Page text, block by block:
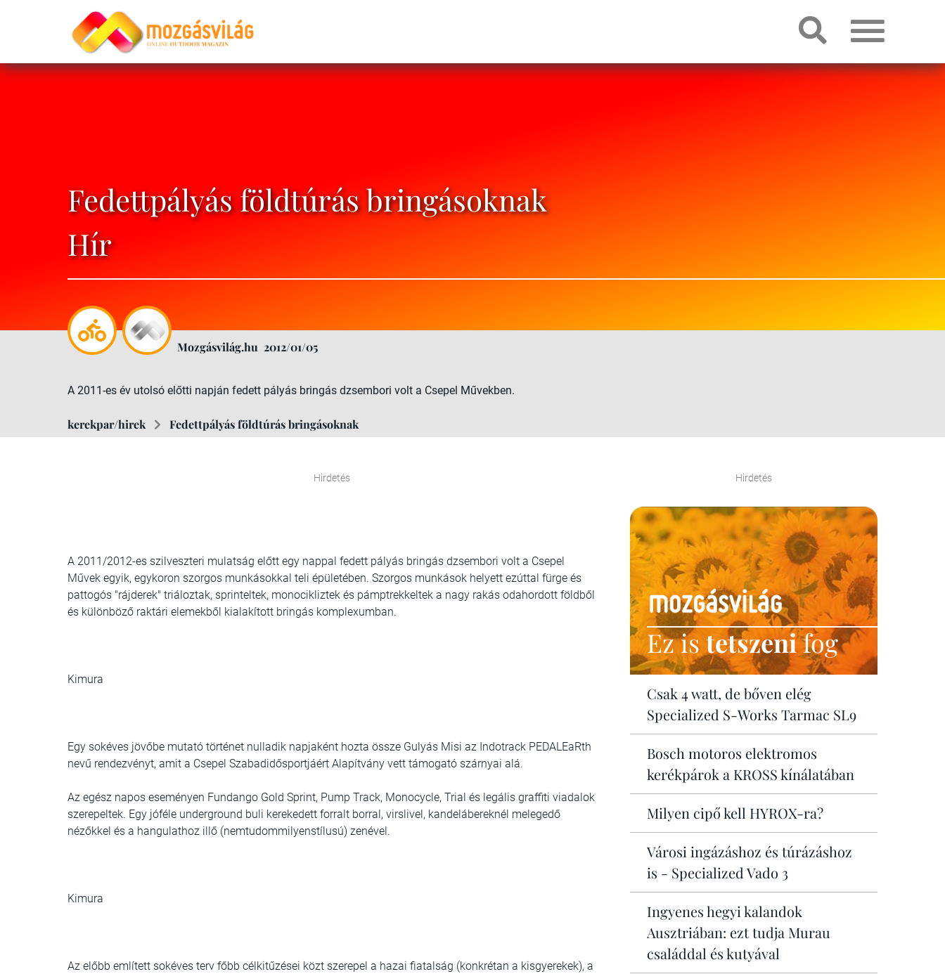
Fedettpályás földtúrás bringásoknak
Hír
Mozgásvilág.hu 2012/01/05
A 2011-es év utolsó előtti napján fedett pályás bringás dzsembori volt a Csepel Művekben.
kerekpar/hirek Fedettpályás földtúrás bringásoknak
Hirdetés
A 2011/2012-es szilveszteri mulatság előtt egy nappal fedett pályás bringás dzsembori volt a Csepel
Művek egyik, egykoron szorgos munkásokkal teli épületében. Szorgos munkások helyett ezúttal fürge és
pattogós "rájderek" triáloztak, sprinteltek, monocikliztek és pámptrekkeltek a nagy rakás odahordott földből
és különböző raktári elemekből kialakított bringás komplexumban.
Kimura
Egy sokéves jövőbe mutató történet nulladik napjaként hozta össze Gulyás Misi az Indotrack PEDALEaRth
nevű rendezvényt, amit a Csepel Szabadidősportjáért Alapítvány vett támogató szárnyai alá.
Az egész napos eseményen Fundango Gold Sprint, Pump Track, Monocycle, Trial és legális graffiti viadalok
szerepeltek. Egy jóféle underground buli kerekedett forralt borral, virslivel, kandelábereknél melegedő
nézőkkel és a hangulathoz illő (nemtudommilyenstílusú) zenével.
Kimura
Az előbb említett sokéves terv főbb célkitűzései közt szerepel a hazai fiatalság (konkrétan a kisgyerekek), a
Hirdetés
Ez istetszenifog
Csak 4 watt, de bőven elég
Specialized S-Works Tarmac SL9
Bosch motoros elektromos
kerékpárok a KROSS kínálatában
Milyen cipő kell HYROX-ra?
Városi ingázáshoz és túrázáshoz
is - Specialized Vado 3
Ingyenes hegyi kalandok
Ausztriában: ezt tudja Murau
családdal és kutyával